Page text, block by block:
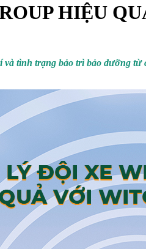
HIỆU
tình trạng bảo trì bảo dưỡng